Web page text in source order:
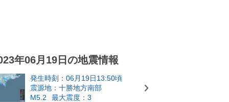
年06月19日の地震情報
発生時刻：06月19日13:50頃
震源地：十勝地方南部
M5.2
最大震度：3